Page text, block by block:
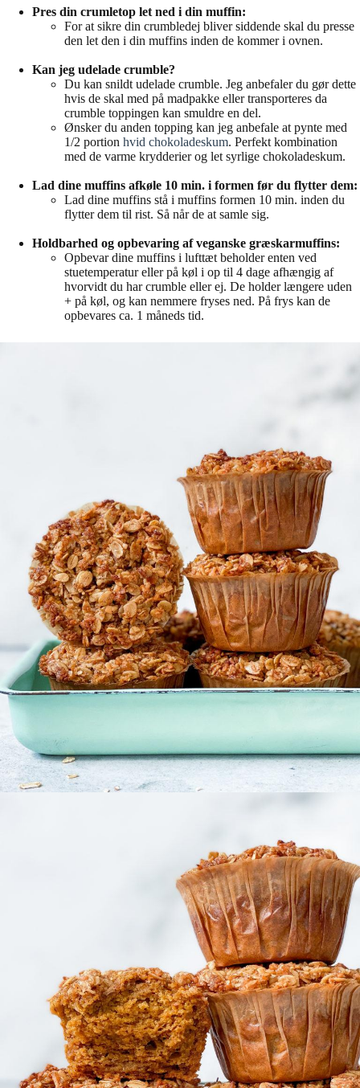
Pres din crumletop let ned i din muffin:
For at sikre din crumbledej bliver siddende skal du presse
den let den i din muffins inden de kommer i ovnen.
Kan jeg udelade crumble?
Du kan snildt udelade crumble. Jeg anbefaler du gør dette
hvis de skal med på madpakke eller transporteres da
crumble toppingen kan smuldre en del.
Ønsker du anden topping kan jeg anbefale at pynte med
1/2 portion hvid chokoladeskum. Perfekt kombination
med de varme krydderier og let syrlige chokoladeskum.
Lad dine muffins afkøle 10 min. i formen før du flytter dem:
Lad dine muffins stå i muffins formen 10 min. inden du
flytter dem til rist. Så når de at samle sig.
Holdbarhed og opbevaring af veganske græskarmuffins:
Opbevar dine muffins i lufttæt beholder enten ved
stuetemperatur eller på køl i op til 4 dage afhængig af
hvorvidt du har crumble eller ej. De holder længere uden
+ på køl, og kan nemmere fryses ned. På frys kan de
opbevares ca. 1 måneds tid.